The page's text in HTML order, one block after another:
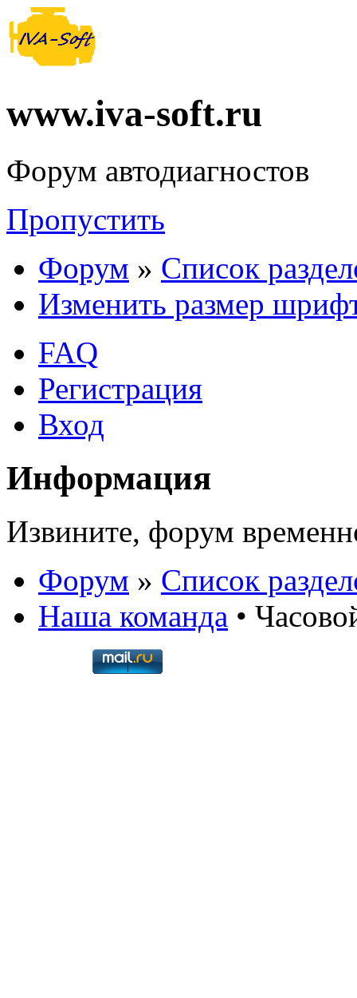
www.iva-soft.ru
Форум автодиагностов
Пропустить
Форум » Список
Изменить размер
FAQ
Регистрация
Вход
Информация
Извините, форум
Форум » Список
Наша команда •